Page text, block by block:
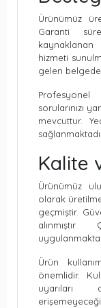
Ürünümüz
Garanti
hizmeti
gelen belgede
sorularınızı
mevcuttur.
Kalite
Ürünümüz
olarak
geçmiştir.
Ürün
önemlidir.
uyarıları